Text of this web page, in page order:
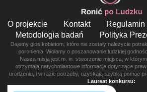
O projekcie Kontakt
Regulamin
Metodologia badań
Polityka
Dajemy głos kobietom, które nie zostały należycie
poronienia. Wołamy o poszanowanie ludzkiej
Naszą misją jest m. in. stworzenie miejsca, w
otrzymają natychmiastowe informacje dotyczące
urodzeniu, i w razie potrzeby, uzyskają szybką pomoc
Laureat konkursu: